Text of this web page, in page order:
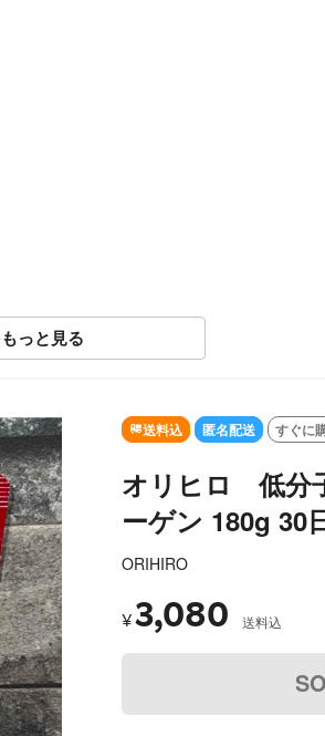
っと見る
SOLD OUT
送料込 匿名配送 すぐに
オリヒロ 低分
ーゲン 180g
ORIHIRO
¥3,080 送料込